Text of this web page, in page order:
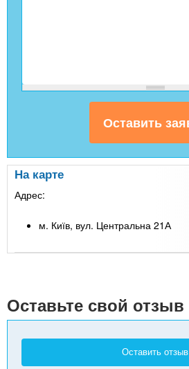
На карте
Адрес:
м. Київ, вул. Центральна 21А
Оставьте свой отзыв
Оставить отзыв